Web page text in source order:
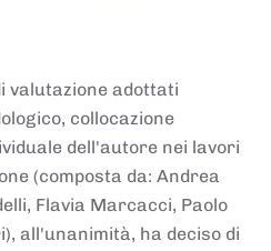
valutazione adottati
collocazione
dell'autore nei lavori
(composta da: Andrea
Flavia Marcacci, Paolo
all'unanimità, ha deciso di